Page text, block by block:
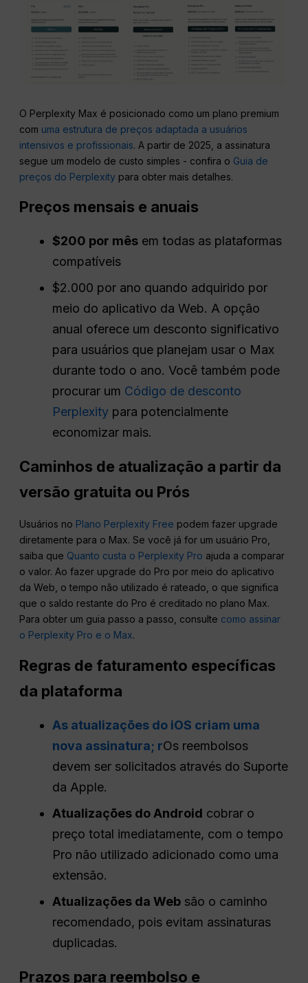
O Perplexity Max é posicionado como um plano premium
com uma estrutura de preços adaptada a usuários
intensivos e profissionais. A partir de 2025, a assinatura
segue um modelo de custo simples - confira o Guia de
preços do Perplexity para obter mais detalhes.
Preços mensais e anuais
$200 por mês em todas as plataformas
compatíveis
$2.000 por ano quando adquirido por
meio do aplicativo da Web. A opção
anual oferece um desconto significativo
para usuários que planejam usar o Max
durante todo o ano. Você também pode
procurar um Código de desconto
Perplexity para potencialmente
economizar mais.
Caminhos de atualização a partir da
versão gratuita ou Prós
Usuários no Plano Perplexity Free podem fazer upgrade
diretamente para o Max. Se você já for um usuário Pro,
saiba que Quanto custa o Perplexity Pro ajuda a comparar
o valor. Ao fazer upgrade do Pro por meio do aplicativo
da Web, o tempo não utilizado é rateado, o que significa
que o saldo restante do Pro é creditado no plano Max.
Para obter um guia passo a passo, consulte como assinar
o Perplexity Pro e o Max.
Regras de faturamento específicas
da plataforma
As atualizações do iOS criam uma
nova assinatura; rOs reembolsos
devem ser solicitados através do Suporte
da Apple.
Atualizações do Android cobrar o
preço total imediatamente, com o tempo
Pro não utilizado adicionado como uma
extensão.
Atualizações da Web são o caminho
recomendado, pois evitam assinaturas
duplicadas.
Prazos para reembolso e